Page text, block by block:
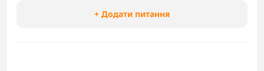
+ Додати питання